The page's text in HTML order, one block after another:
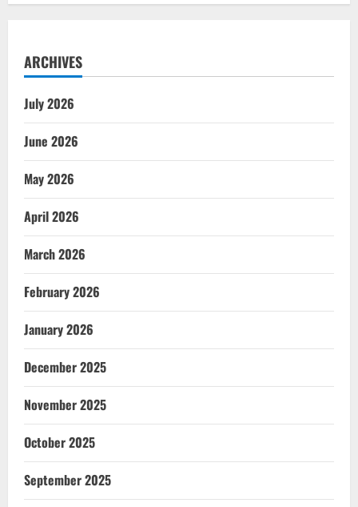
ARCHIVES
July 2026
June 2026
May 2026
April 2026
March 2026
February 2026
January 2026
December 2025
November 2025
October 2025
September 2025